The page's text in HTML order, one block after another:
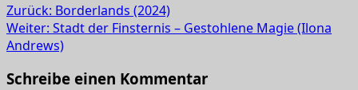
Zurück: Borderlands (2024)
Weiter: Stadt der Finsternis – Gestohlene Magie (Ilona
Andrews)
Schreibe einen Kommentar